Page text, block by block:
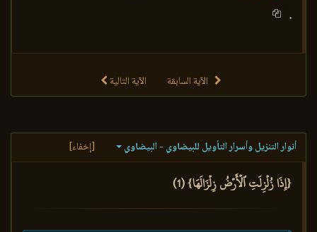
.
الآية السابقة الآية التالية
أنوار التنزيل وأسرار التأويل للبيضاوي - البيضاوي [إخفاء]
{إِذَا زُلۡزِلَتِ ٱلۡأَرۡضُ زِلۡزَالَهَا} (1)